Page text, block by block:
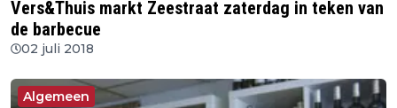
Vers&Thuis markt Zeestraat zaterdag in teken van
de barbecue
02 juli 2018
Algemeen